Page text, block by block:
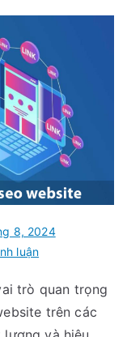
8, 2024
luậntrong
Mềm
Kiểm
Tra
trò quan trọng
trên các